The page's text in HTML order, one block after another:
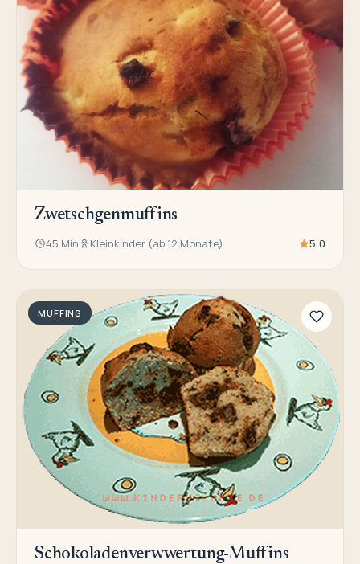
Zwetschgenmuffins
45 Min Kleinkinder (ab 12 Monate) 5,0
MUFFINS
Schokoladenverwwertung-Muffins